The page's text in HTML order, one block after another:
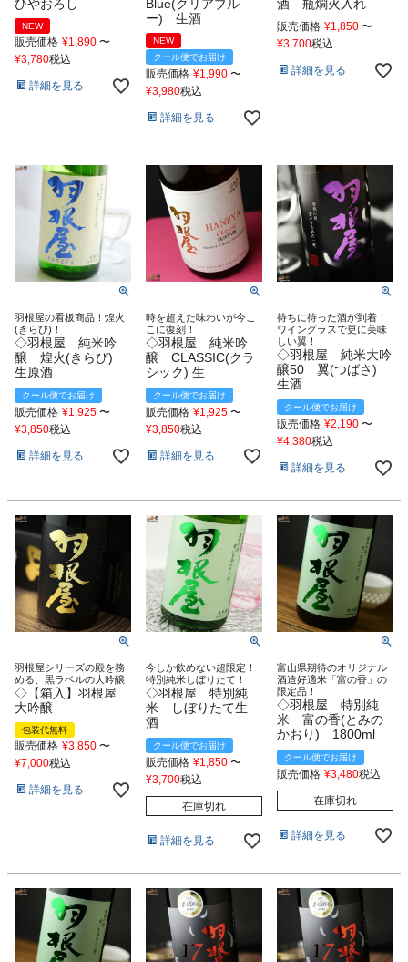
ひやおろし
NEW
販売価格 ¥1,890 〜
¥3,780税込
詳細を見る
Blue(クリアブル
ー) 生酒
NEW
クール便でお届け
販売価格 ¥1,990 〜
¥3,980税込
詳細を見る
酒 瓶燗火入れ
販売価格 ¥1,850 〜
¥3,700税込
詳細を見る
羽根屋の看板商品！煌火
(きらび)！
◇羽根屋 純米吟
醸 煌火(きらび)
生原酒
クール便でお届け
販売価格 ¥1,925 〜
¥3,850税込
詳細を見る
時を超えた味わいが今こ
こに復刻！
◇羽根屋 純米吟
醸 CLASSIC(クラ
シック) 生
クール便でお届け
販売価格 ¥1,925 〜
¥3,850税込
詳細を見る
待ちに待った酒が到着！
ワイングラスで更に美味
しい翼！
◇羽根屋 純米大吟
醸50 翼(つばさ)
生酒
クール便でお届け
販売価格 ¥2,190 〜
¥4,380税込
詳細を見る
羽根屋シリーズの殿を務
める、黒ラベルの大吟醸
◇【箱入】羽根屋
大吟醸
包装代無料
販売価格 ¥3,850 〜
¥7,000税込
詳細を見る
今しか飲めない超限定！
特別純米しぼりたて！
◇羽根屋 特別純
米 しぼりたて生
酒
クール便でお届け
販売価格 ¥1,850 〜
¥3,700税込
在庫切れ
詳細を見る
富山県期待のオリジナル
酒造好適米「富の香」の
限定品！
◇羽根屋 特別純
米 富の香(とみの
かおり) 1800ml
クール便でお届け
販売価格 ¥3,480税込
在庫切れ
詳細を見る